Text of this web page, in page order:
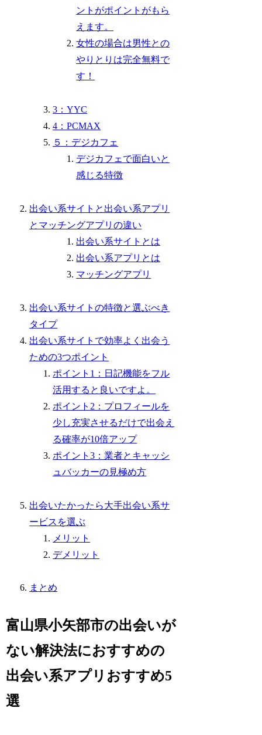
ントがポイントがもら
えます。
女性の場合は男性との
やりとりは完全無料で
す！
3：YYC
4：PCMAX
５：デジカフェ
デジカフェで面白いと
感じる特徴
出会い系サイトと出会い系アプリ
とマッチングアプリの違い
出会い系サイトとは
出会い系アプリとは
マッチングアプリ
出会い系サイトの特徴と選ぶべき
タイプ
出会い系サイトで効率よく出会う
ための3つポイント
ポイント1：日記機能をフル
活用すると良いですよ。
ポイント2：プロフィールを
少し充実させるだけで出会え
る確率が10倍アップ
ポイント3：業者とキャッシ
ュバッカーの見極め方
出会いたかったら大手出会い系サ
ービスを選ぶ
メリット
デメリット
まとめ
富山県小矢部市の出会いが
ない解決法におすすめの
出会い系アプリおすすめ5
選